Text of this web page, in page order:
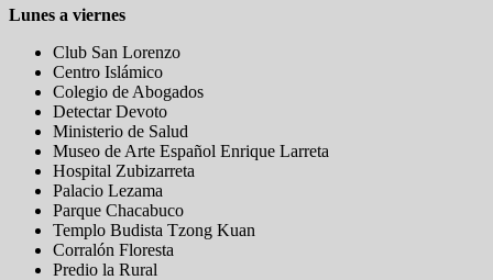
Lunes a viernes
Club San Lorenzo
Centro Islámico
Colegio de Abogados
Detectar Devoto
Ministerio de Salud
Museo de Arte Español Enrique Larreta
Hospital Zubizarreta
Palacio Lezama
Parque Chacabuco
Templo Budista Tzong Kuan
Corralón Floresta
Predio la Rural